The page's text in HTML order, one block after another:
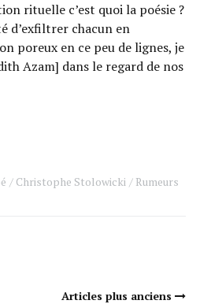
rituelle c’est quoi la poésie ?
d’exfiltrer chacun en
poreux en ce peu de lignes, je
Azam] dans le regard de nos
Christophe Stolowicki Rumeurs
Articles plus anciens